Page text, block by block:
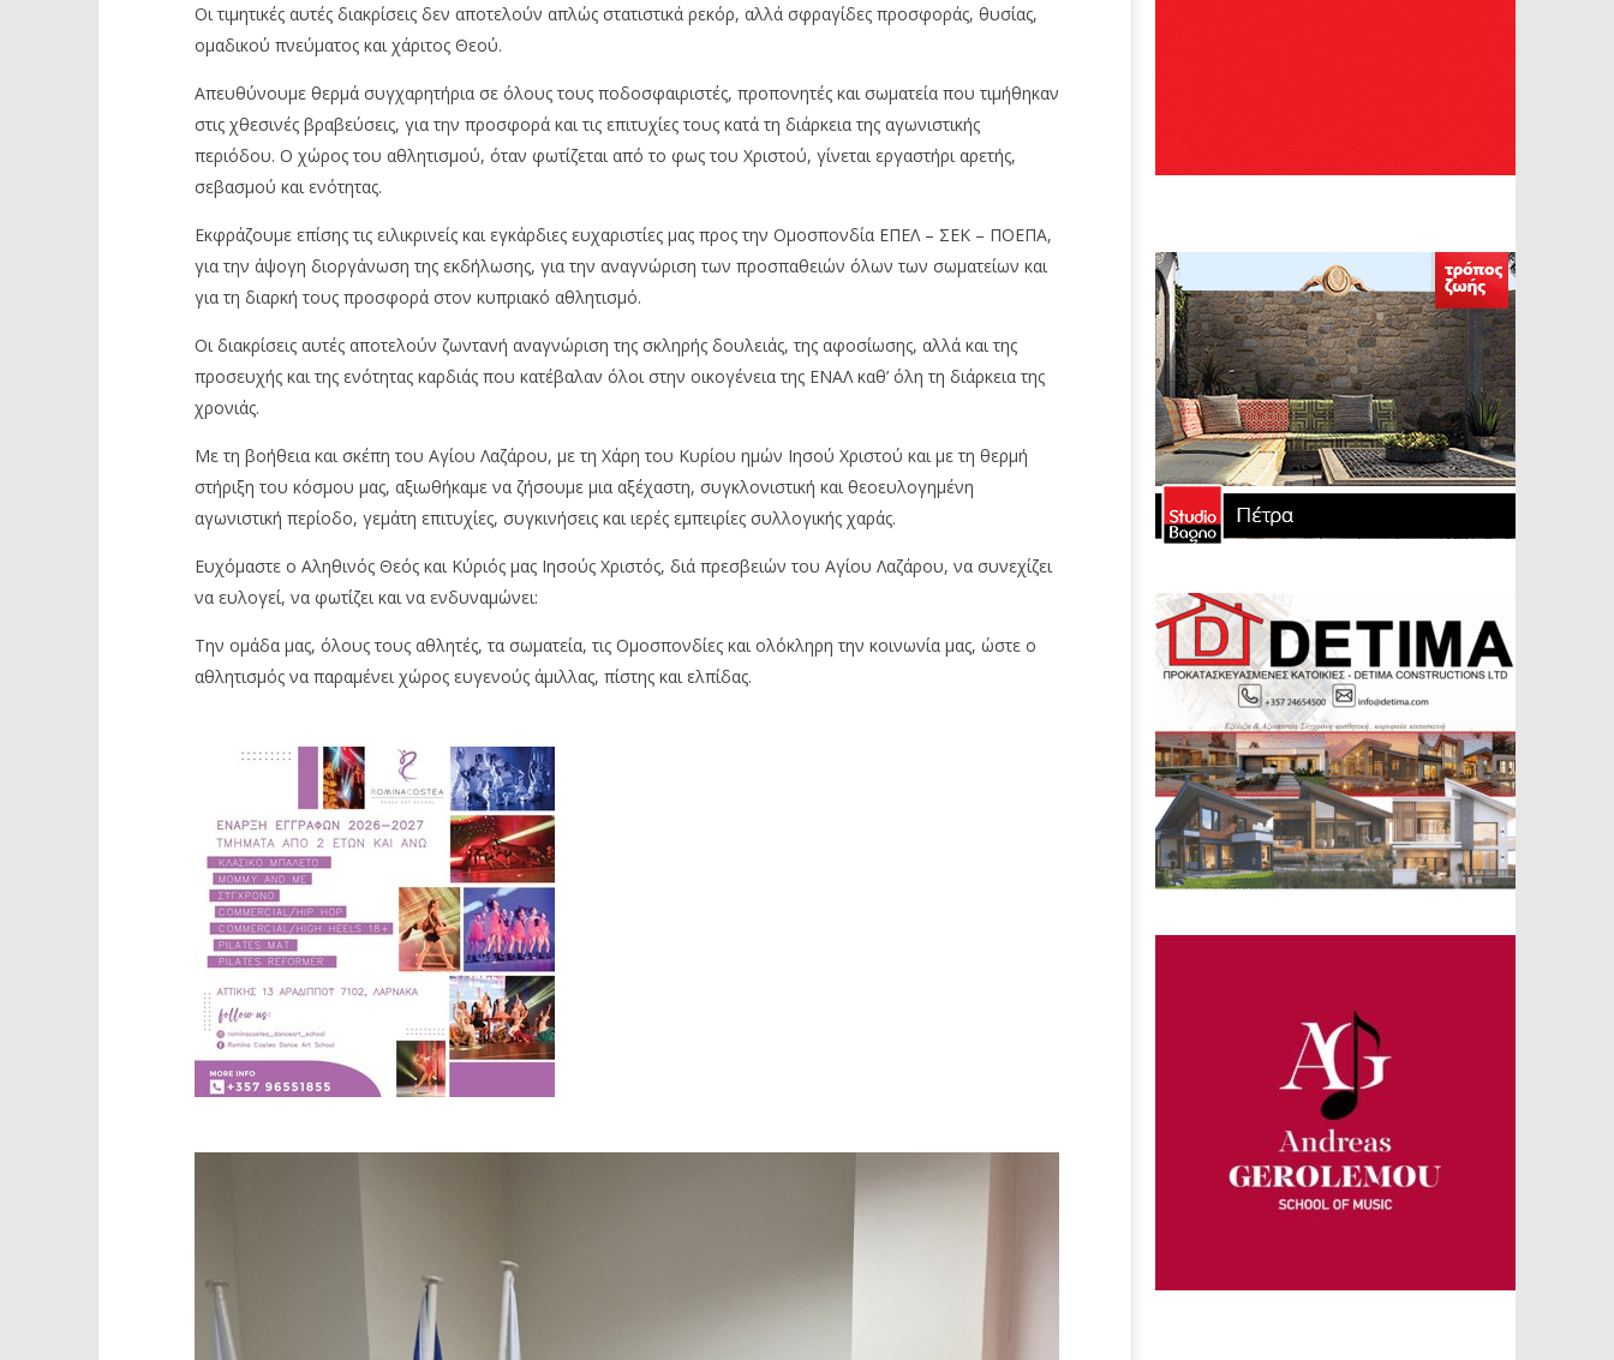
Οι τιμητικές αυτές διακρίσεις δεν αποτελούν απλώς στατιστικά ρεκόρ, αλλά σφραγίδες προσφοράς, θυσίας,
ομαδικού πνεύματος και χάριτος Θεού.
Απευθύνουμε θερμά συγχαρητήρια σε όλους τους ποδοσφαιριστές, προπονητές και σωματεία που τιμήθηκαν
στις χθεσινές βραβεύσεις, για την προσφορά και τις επιτυχίες τους κατά τη διάρκεια της αγωνιστικής
περιόδου. Ο χώρος του αθλητισμού, όταν φωτίζεται από το φως του Χριστού, γίνεται εργαστήρι αρετής,
σεβασμού και ενότητας.
Εκφράζουμε επίσης τις ειλικρινείς και εγκάρδιες ευχαριστίες μας προς την Ομοσπονδία ΕΠΕΛ – ΣΕΚ – ΠΟΕΠΑ,
για την άψογη διοργάνωση της εκδήλωσης, για την αναγνώριση των προσπαθειών όλων των σωματείων και
για τη διαρκή τους προσφορά στον κυπριακό αθλητισμό.
Οι διακρίσεις αυτές αποτελούν ζωντανή αναγνώριση της σκληρής δουλειάς, της αφοσίωσης, αλλά και της
προσευχής και της ενότητας καρδιάς που κατέβαλαν όλοι στην οικογένεια της ΕΝΑΛ καθ’ όλη τη διάρκεια της
χρονιάς.
Με τη βοήθεια και σκέπη του Αγίου Λαζάρου, με τη Χάρη του Κυρίου ημών Ιησού Χριστού και με τη θερμή
στήριξη του κόσμου μας, αξιωθήκαμε να ζήσουμε μια αξέχαστη, συγκλονιστική και θεοευλογημένη
αγωνιστική περίοδο, γεμάτη επιτυχίες, συγκινήσεις και ιερές εμπειρίες συλλογικής χαράς.
Ευχόμαστε ο Αληθινός Θεός και Κύριός μας Ιησούς Χριστός, διά πρεσβειών του Αγίου Λαζάρου, να συνεχίζει
να ευλογεί, να φωτίζει και να ενδυναμώνει:
Την ομάδα μας, όλους τους αθλητές, τα σωματεία, τις Ομοσπονδίες και ολόκληρη την κοινωνία μας, ώστε ο
αθλητισμός να παραμένει χώρος ευγενούς άμιλλας, πίστης και ελπίδας.